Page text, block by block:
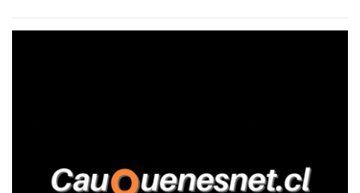
relató que los hechos ocurrieron cerca de las 11:30 horas en el
trabajadores, el edil descendió del vehículo y, en medio de la
confrontación, la habría tomado de los hombros, empujado al